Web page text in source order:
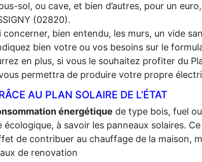
sol, ou cave, et bien d’autres, pour un
(02820).
concerner, bien entendu, les murs, un vide
bien votre ou vos besoins sur le
en plus, si vous le souhaitez profiter du
vous permettra de produire votre propre
AU PLAN SOLAIRE DE L’ÉTAT
énergétique de type bois, fuel
à savoir les panneaux solaires.
de contribuer au chauffage de la maison,
de renovation